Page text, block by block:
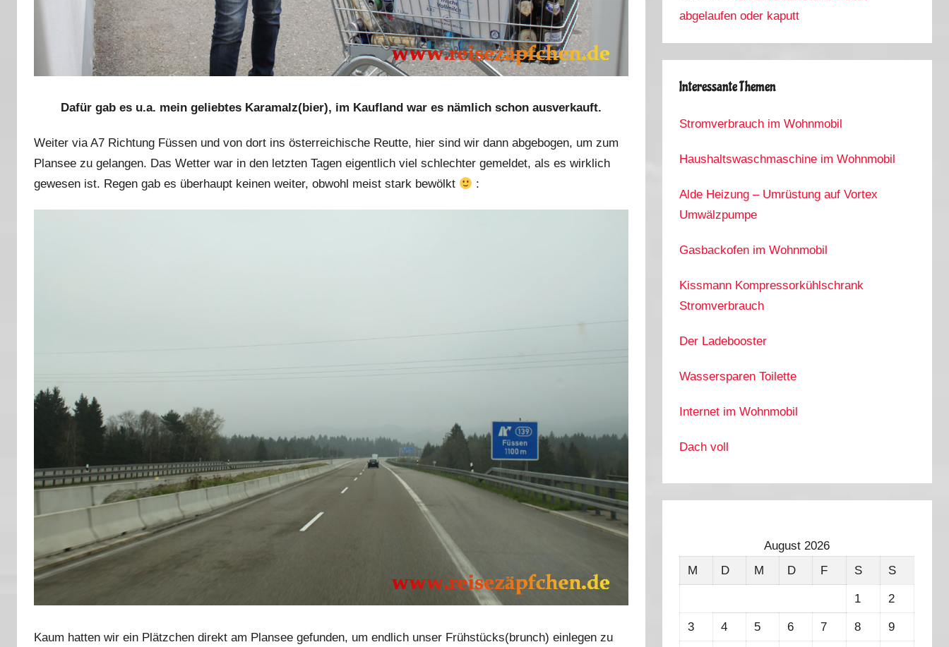
Dafür gab es u.a. mein geliebtes Karamalz(bier), im Kaufland war es nämlich schon ausverkauft.
Weiter via A7 Richtung Füssen und von dort ins österreichische Reutte, hier sind wir dann abgebogen, um zum
Plansee zu gelangen. Das Wetter war in den letzten Tagen eigentlich viel schlechter gemeldet, als es wirklich
gewesen ist. Regen gab es überhaupt keinen weiter, obwohl meist stark bewölkt
:
Kaum hatten wir ein Plätzchen direkt am Plansee gefunden, um endlich unser Frühstücks(brunch) einlegen zu
abgelaufen oder kaputt
Interessante Themen
Stromverbrauch im Wohnmobil
Haushaltswaschmaschine im Wohnmobil
Alde Heizung – Umrüstung auf Vortex
Umwälzpumpe
Gasbackofen im Wohnmobil
Kissmann Kompressorkühlschrank
Stromverbrauch
Der Ladebooster
Wassersparen Toilette
Internet im Wohnmobil
Dach voll
August 2026
M
D M D F S S
1 2
3 4 5 6 7 8 9